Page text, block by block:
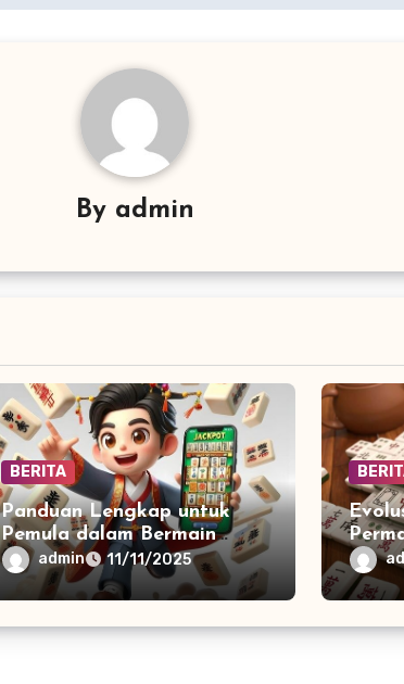
By admin
BERITA
Panduan Lengkap untuk
Pemula dalam Bermain
Mahjong: Aturan, Strategi,
dan Tips Menang
admin 11/11/2025